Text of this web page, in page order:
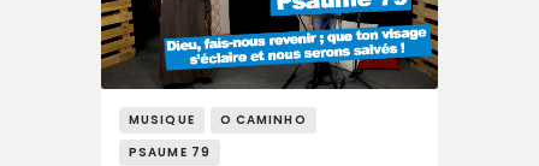
MUSIQUE
O CAMINHO
PSAUME 79